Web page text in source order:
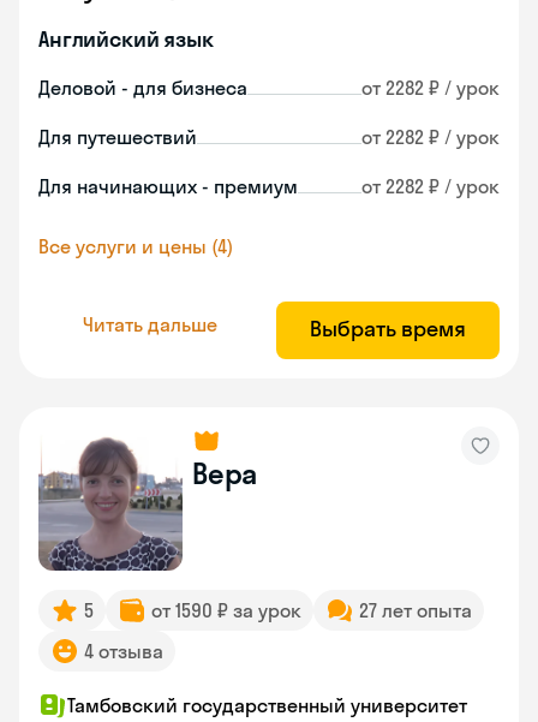
Английский язык
Деловой - для бизнеса от 2282 ₽ / урок
Для путешествий от 2282 ₽ / урок
Для начинающих - премиум от 2282 ₽ / урок
Все услуги и цены (4)
Читать дальше Выбрать время
Вера
5 от 1590 ₽ за урок
27 лет опыта
4 отзыва
Тамбовский государственный университет